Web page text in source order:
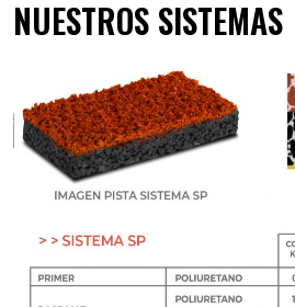
NUESTROS SISTEMAS